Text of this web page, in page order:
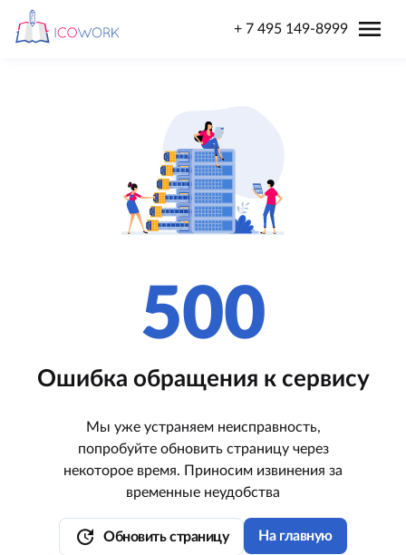
+ 7 495 149-8999 menu
500
Ошибка обращения к сервису
Мы уже устраняем неисправность,
попробуйте обновить страницу через
некоторое время. Приносим извинения за
временные неудобства
update Обновить страницу На главную